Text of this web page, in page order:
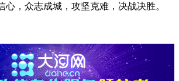
心，众志成城，攻坚克难，决战决胜。